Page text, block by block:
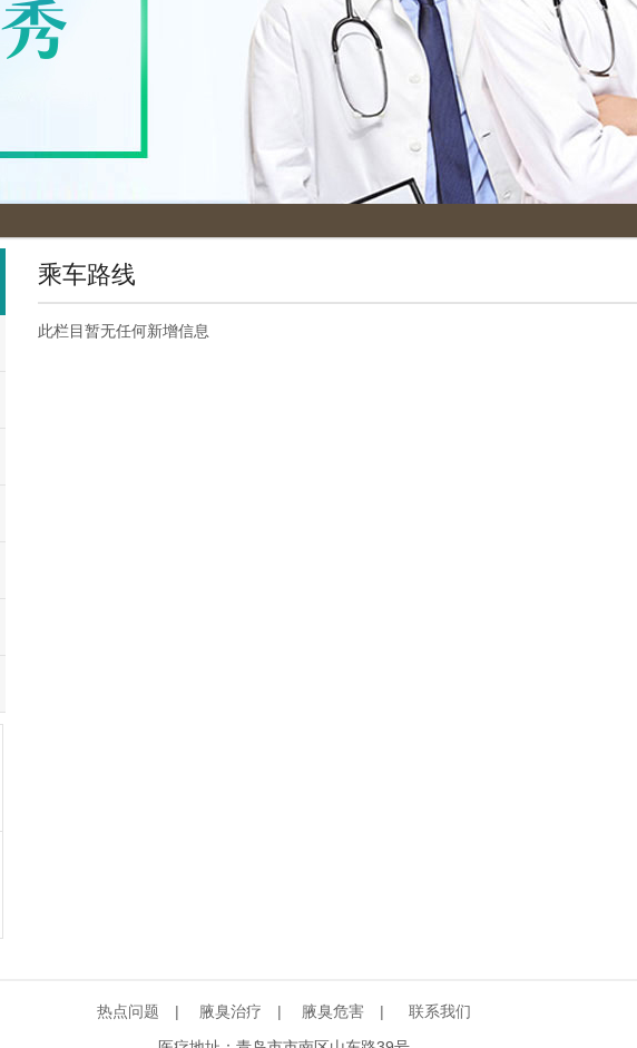
乘车路线
此栏目暂无任何新增信息
热点问题 | 腋臭治疗 | 腋臭危害 | 联系我们